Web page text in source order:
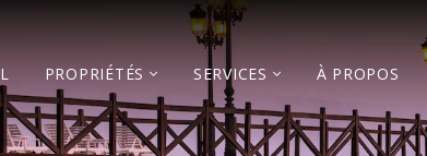
PROPRIÉTÉS SERVICES À PROPOS